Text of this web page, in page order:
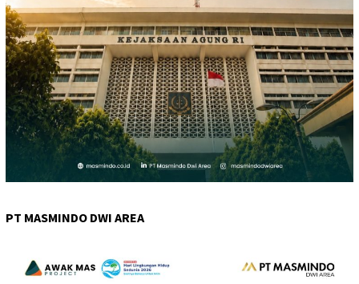
PT MASMINDO DWI AREA